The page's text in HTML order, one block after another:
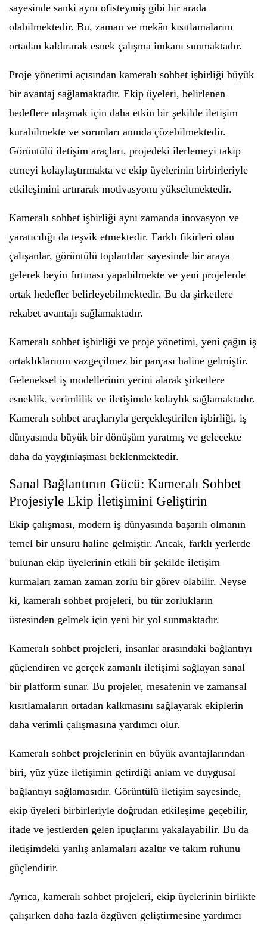
sayesinde sanki aynı ofisteymiş gibi bir arada
olabilmektedir. Bu, zaman ve mekân kısıtlamalarını
ortadan kaldırarak esnek çalışma imkanı sunmaktadır.
Proje yönetimi açısından kameralı sohbet işbirliği büyük
bir avantaj sağlamaktadır. Ekip üyeleri, belirlenen
hedeflere ulaşmak için daha etkin bir şekilde iletişim
kurabilmekte ve sorunları anında çözebilmektedir.
Görüntülü iletişim araçları, projedeki ilerlemeyi takip
etmeyi kolaylaştırmakta ve ekip üyelerinin birbirleriyle
etkileşimini artırarak motivasyonu yükseltmektedir.
Kameralı sohbet işbirliği aynı zamanda inovasyon ve
yaratıcılığı da teşvik etmektedir. Farklı fikirleri olan
çalışanlar, görüntülü toplantılar sayesinde bir araya
gelerek beyin fırtınası yapabilmekte ve yeni projelerde
ortak hedefler belirleyebilmektedir. Bu da şirketlere
rekabet avantajı sağlamaktadır.
Kameralı sohbet işbirliği ve proje yönetimi, yeni çağın iş
ortaklıklarının vazgeçilmez bir parçası haline gelmiştir.
Geleneksel iş modellerinin yerini alarak şirketlere
esneklik, verimlilik ve iletişimde kolaylık sağlamaktadır.
Kameralı sohbet araçlarıyla gerçekleştirilen işbirliği, iş
dünyasında büyük bir dönüşüm yaratmış ve gelecekte
daha da yaygınlaşması beklenmektedir.
Sanal Bağlantının Gücü: Kameralı Sohbet
Projesiyle Ekip İletişimini Geliştirin
Ekip çalışması, modern iş dünyasında başarılı olmanın
temel bir unsuru haline gelmiştir. Ancak, farklı yerlerde
bulunan ekip üyelerinin etkili bir şekilde iletişim
kurmaları zaman zaman zorlu bir görev olabilir. Neyse
ki, kameralı sohbet projeleri, bu tür zorlukların
üstesinden gelmek için yeni bir yol sunmaktadır.
Kameralı sohbet projeleri, insanlar arasındaki bağlantıyı
güçlendiren ve gerçek zamanlı iletişimi sağlayan sanal
bir platform sunar. Bu projeler, mesafenin ve zamansal
kısıtlamaların ortadan kalkmasını sağlayarak ekiplerin
daha verimli çalışmasına yardımcı olur.
Kameralı sohbet projelerinin en büyük avantajlarından
biri, yüz yüze iletişimin getirdiği anlam ve duygusal
bağlantıyı sağlamasıdır. Görüntülü iletişim sayesinde,
ekip üyeleri birbirleriyle doğrudan etkileşime geçebilir,
ifade ve jestlerden gelen ipuçlarını yakalayabilir. Bu da
iletişimdeki yanlış anlamaları azaltır ve takım ruhunu
güçlendirir.
Ayrıca, kameralı sohbet projeleri, ekip üyelerinin birlikte
çalışırken daha fazla özgüven geliştirmesine yardımcı